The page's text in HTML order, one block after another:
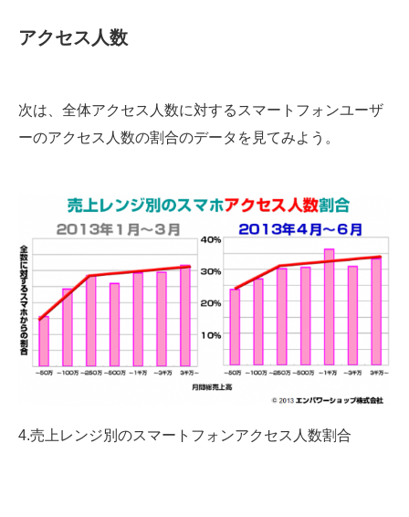
アクセス人数
次は、全体アクセス人数に対するスマートフォンユーザ
ーのアクセス人数の割合のデータを見てみよう。
4.売上レンジ別のスマートフォンアクセス人数割合